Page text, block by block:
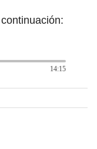
14:15